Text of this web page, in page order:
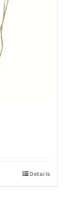
Details